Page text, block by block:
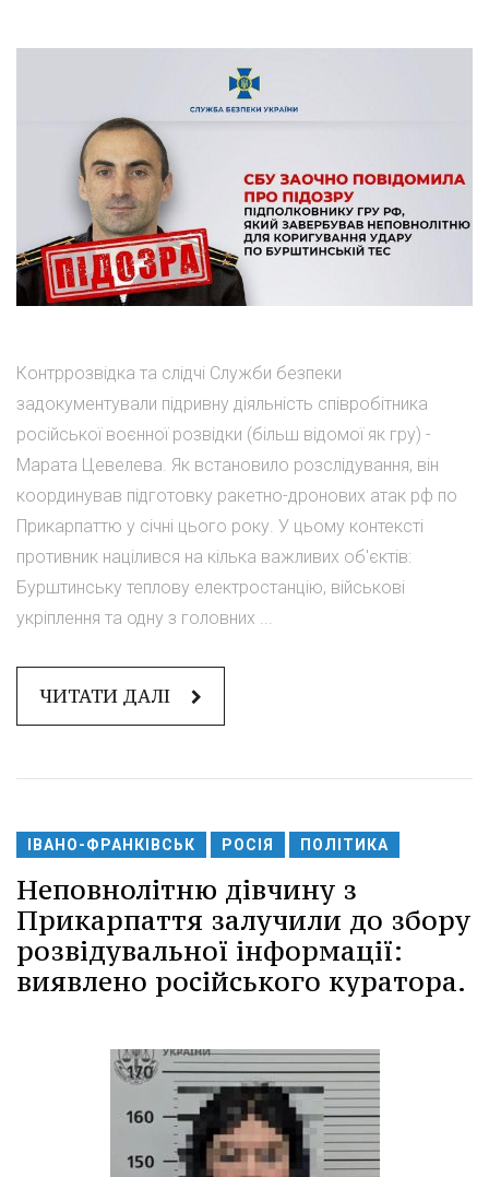
Контррозвідка та слідчі Служби безпеки
задокументували підривну діяльність співробітника
російської воєнної розвідки (більш відомої як гру) -
Марата Цевелева. Як встановило розслідування, він
координував підготовку ракетно-дронових атак рф по
Прикарпаттю у січні цього року. У цьому контексті
противник націлився на кілька важливих об'єктів:
Бурштинську теплову електростанцію, військові
укріплення та одну з головних ...
ЧИТАТИ ДАЛІ
ІВАНО-ФРАНКІВСЬК РОСІЯ ПОЛІТИКА
Неповнолітню дівчину з
Прикарпаття залучили до збору
розвідувальної інформації:
виявлено російського куратора.